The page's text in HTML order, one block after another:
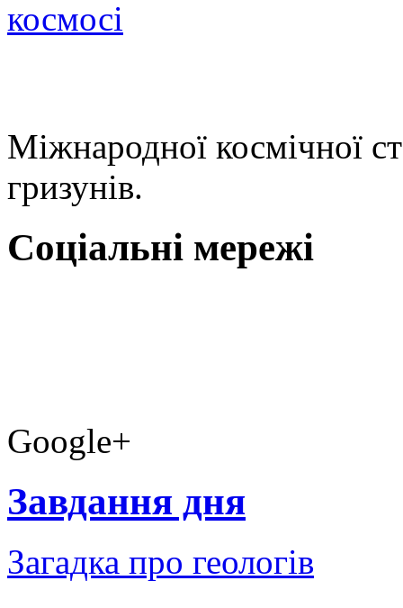
космосі
Міжнародної космічної
гризунів.
Соціальні мережі
Google+
Завдання дня
Загадка про геологів